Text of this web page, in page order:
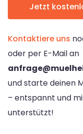
Jetzt
Kontaktiere uns
oder per E-Mail an
und starte deinen
– entspannt und
unterstützt!